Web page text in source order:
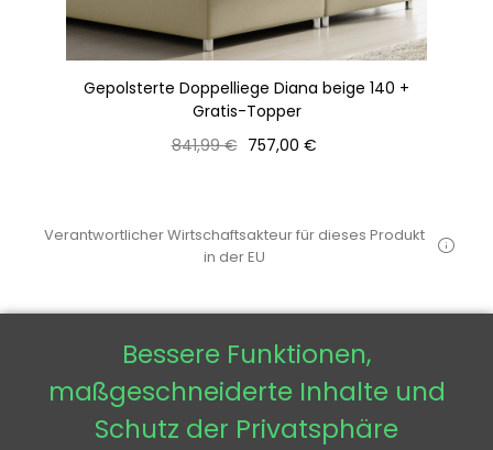
Gepolsterte Doppelliege Diana beige 140 +
Gratis-Topper
Normaler
841,99 € Preis
757,00 €
Verantwortlicher Wirtschaftsakteur für dieses Produkt
in der EU
Bessere Funktionen,
maßgeschneiderte Inhalte und
Schutz der Privatsphäre